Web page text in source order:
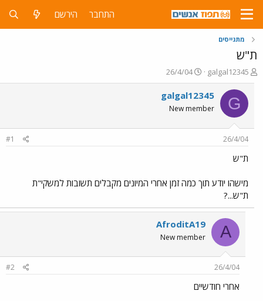
התחבר הירשם
מתגייסים
ת"ש
פ
ו
ת
ח
ה
ש
א
galgal12345
פ
ו
ר
ם
26/4/04
G
galgal12345
New member
26/4/04
#1
ת"ש
מישהו יודע תוך כמה זמן אחרי המיונים מקבלים תשובות למשקי"ת
ת"ש...?
A
AfroditA19
New member
26/4/04
#2
אחרי חודשיים